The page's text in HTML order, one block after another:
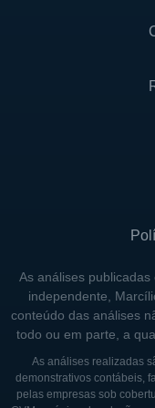
Além de seu
também se
tecnologia e
iniciativas da
aumentar a
infecções e
SÓCIOS
Embora a
listada na
acionária pode
As análises
independente,
conteúdo das análises
todo ou em parte, a
As análises realizadas
demonstrativos contábeis,
pelas empresas sob